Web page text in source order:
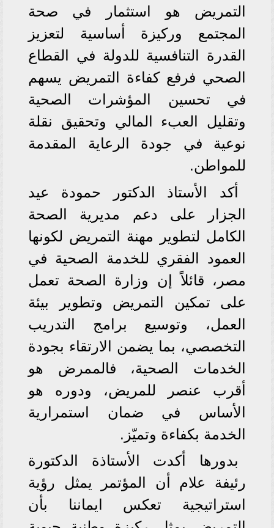
التمريض هو استثمار في صحة
المجتمع وركيزة أساسية لتعزيز
القدرة التنافسية للدولة في القطاع
الصحي فرفع كفاءة التمريض يسهم
في تحسين المؤشرات الصحية
وتقليل العبء المالي وتحقيق نقلة
نوعية في جودة الرعاية المقدمة
للمواطن.
أكد الأستاذ الدكتور حمودة عيد
الجزار على دعم مديرية الصحة
الكامل لتطوير مهنة التمريض لكونها
العمود الفقري للخدمة الصحية في
مصر، قائلاً إن وزارة الصحة تعمل
على تمكين التمريض وتطوير بيئة
العمل، وتوسيع برامج التدريب
التخصصي، بما يضمن الارتقاء بجودة
الخدمات الصحية، فالممرض هو
أقرب عنصر للمريض، ودوره هو
الأساس في ضمان استمرارية
الخدمة بكفاءة وتميّز.
بدورها أكدت الأستاذة الدكتورة
رئيفة علام أن المؤتمر يمثل رؤية
استراتيجية تعكس ايماننا بأن